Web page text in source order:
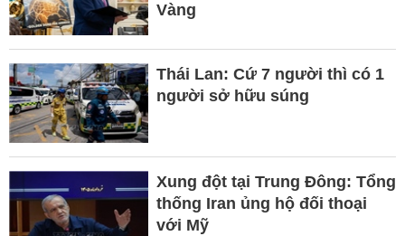
Vàng
Thái Lan: Cứ 7 người thì có 1
người sở hữu súng
Xung đột tại Trung Đông: Tổng
thống Iran ủng hộ đối thoại
với Mỹ